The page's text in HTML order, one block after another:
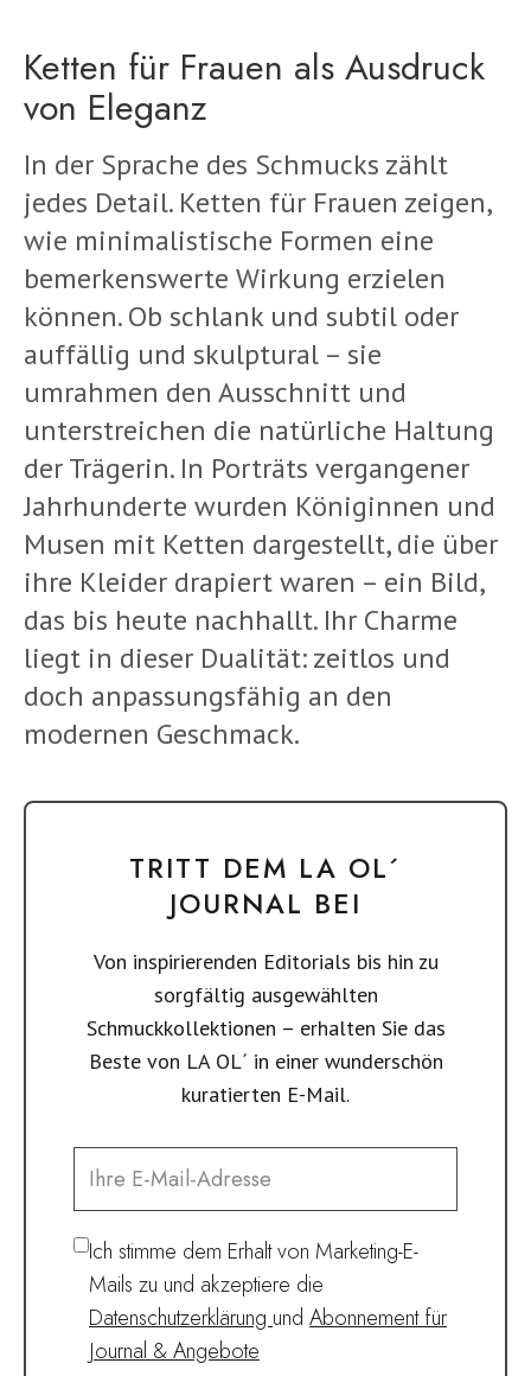
Ketten für Frauen als Ausdruck
von Eleganz
In der Sprache des Schmucks zählt
jedes Detail. Ketten für Frauen zeigen,
wie minimalistische Formen eine
bemerkenswerte Wirkung erzielen
können. Ob schlank und subtil oder
auffällig und skulptural – sie
umrahmen den Ausschnitt und
unterstreichen die natürliche Haltung
der Trägerin. In Porträts vergangener
Jahrhunderte wurden Königinnen und
Musen mit Ketten dargestellt, die über
ihre Kleider drapiert waren – ein Bild,
das bis heute nachhallt. Ihr Charme
liegt in dieser Dualität: zeitlos und
doch anpassungsfähig an den
modernen Geschmack.
TRITT DEM LA OL´
JOURNAL BEI
Von inspirierenden Editorials bis hin zu
sorgfältig ausgewählten
Schmuckkollektionen – erhalten Sie das
Beste von LA OL´ in einer wunderschön
kuratierten E-Mail.
Ich stimme dem Erhalt von Marketing-E-
Mails zu und akzeptiere die
Datenschutzerklärung und Abonnement für
Journal & Angebote